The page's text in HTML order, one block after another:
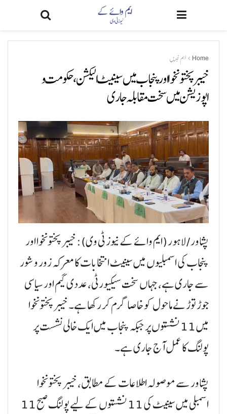
Home اہم خبریں
خیبرپختونخوا اور پنجاب میں سینیٹ الیکشن، حکومت و
اپوزیشن میں سخت مقابلہ جاری
پشاور / لاہور (ایم وائے کے نیوز ٹی وی): خیبرپختونخوا اور
پنجاب کی اسمبلیوں میں سینیٹ انتخابات کا معرکہ زور و شور
سے جاری ہے، جہاں سخت سیکیورٹی، عددی گیم اور سیاسی
جوڑ توڑ نے ماحول کو خاصا گرم کر رکھا ہے۔ خیبرپختونخوا
میں 11 نشستوں پر جبکہ پنجاب میں ایک خالی نشست پر
پولنگ کا عمل آج جاری ہے۔
پشاور سے موصولہ اطلاعات کے مطابق، خیبر پختونخوا
اسمبلی میں سینیٹ کی 11 نشستوں کے لیے پولنگ صبح 11